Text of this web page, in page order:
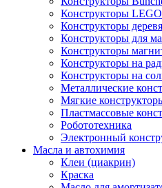
Конструкторы LEGO
Конструкторы
Конструкторы для
Конструкторы
Конструкторы на
Конструкторы на
Металлические
Мягкие
Пластмассовые
Робототехника
Электронный
Масла и автохимия
Клеи (циакрин)
Краска